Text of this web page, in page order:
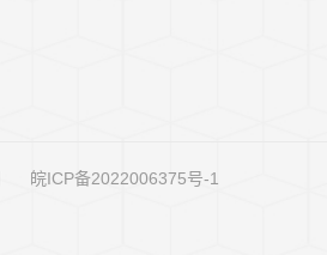
皖ICP备2022006375号-1